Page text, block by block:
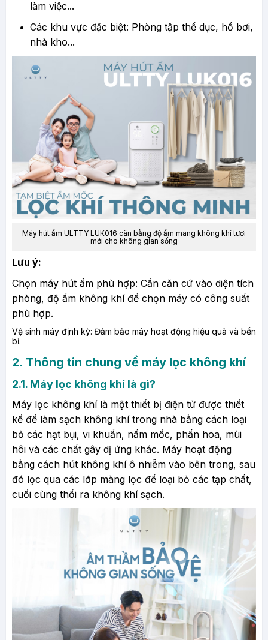
làm việc...
Các khu vực đặc biệt: Phòng tập thể dục, hồ bơi,
nhà kho...
Máy hút ẩm ULTTY LUK016 cân bằng độ ẩm mang không khí tươi
mới cho không gian sống
​Lưu ý:
Chọn máy hút ẩm phù hợp: Cần căn cứ vào diện tích
phòng, độ ẩm không khí để chọn máy có công suất
phù hợp.
Vệ sinh máy định kỳ: Đảm bảo máy hoạt động hiệu quả và bền
bỉ.
2. Thông tin chung về máy lọc không khí
2.1. Máy lọc không khí là gì?
Máy lọc không khí là một thiết bị điện tử được thiết
kế để làm sạch không khí trong nhà bằng cách loại
bỏ các hạt bụi, vi khuẩn, nấm mốc, phấn hoa, mùi
hôi và các chất gây dị ứng khác. Máy hoạt động
bằng cách hút không khí ô nhiễm vào bên trong, sau
đó lọc qua các lớp màng lọc để loại bỏ các tạp chất,
cuối cùng thổi ra không khí sạch.